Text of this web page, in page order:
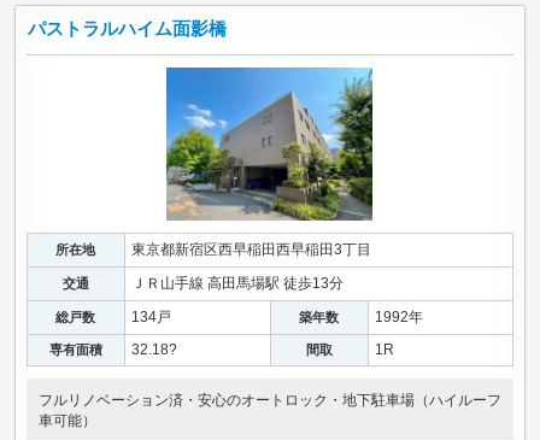
パストラルハイム面影橋
所在地 東京都新宿区西早稲田西早稲田3丁目
交通 ＪＲ山手線 高田馬場駅 徒歩13分
総戸数 134戸 築年数 1992年
専有面積 32.18? 間取 1R
フルリノベーション済・安心のオートロック・地下駐車場（ハイルーフ
車可能）